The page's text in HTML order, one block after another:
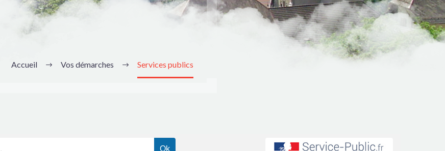
Accueil Vos démarches Services publics